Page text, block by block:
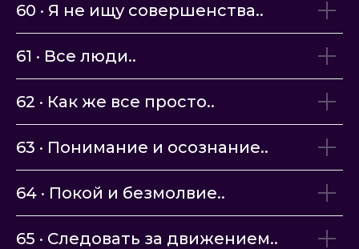
60 · Я не ищу совершенства..
61 · Все люди..
62 · Как же все просто..
63 · Понимание и осознание..
64 · Покой и безмолвие..
65 · Следовать за движением..